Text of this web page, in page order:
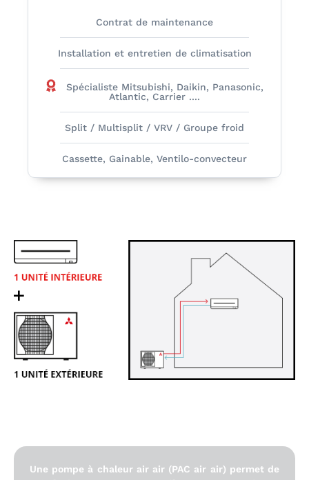
Contrat de maintenance
Installation et entretien de climatisation
Spécialiste Mitsubishi, Daikin, Panasonic,
Atlantic, Carrier ....
Split / Multisplit / VRV / Groupe froid
Cassette, Gainable, Ventilo-convecteur
Une pompe à chaleur air air (PAC air air) permet de